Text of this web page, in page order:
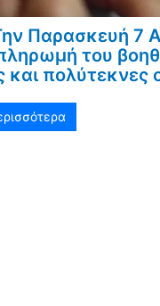
Παρασκευή 7
του
και πολύτεκνες